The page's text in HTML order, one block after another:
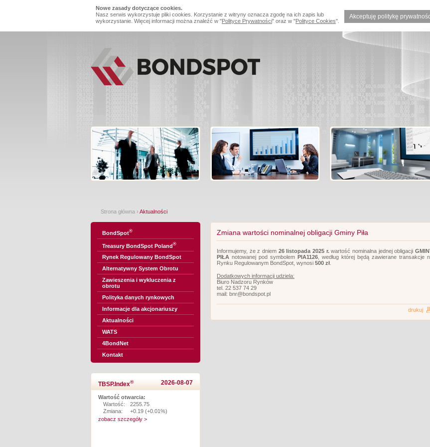
Akceptuję politykę
Nowe zasady dotyczące cookies.
Nasz serwis wykorzystuje pliki cookies. Korzystanie z witryny oznacza zgodę na ich zapis lub
wykorzystanie. Więcej informacji można znaleźć w "Polityce Prywatności" oraz w "Polityce Cookies".
Strona główna › Aktualności
BondSpot®
Treasury BondSpot Poland®
Rynek Regulowany BondSpot
Alternatywny System Obrotu
Zawieszenia i wykluczenia z
obrotu
Polityka danych rynkowych
Informacje dla akcjonariuszy
Aktualności
WATS
4BondNet
Kontakt
TBSP.Index® 2026-08-07
Wartość otwarcia:
Wartość:
2255.75
Zmiana:
+0.19 (+0.01%)
zobacz szczegóły >
Zmiana wartości nominalnej obligacji Gminy Piła
Informujemy, że z dniem 26 listopada 2025 r.wartość nominalna jednej obligacji
PIŁA notowanej pod symbolem PIA1126 , według której będą zawierane transakcje
Rynku Regulowanym BondSpot, wynosi 500 zł
Dodatkowych informacji udziela:
Biuro Nadzoru Rynków
tel. 22 537 74 29
mail: bnr@bondspot.pl
drukuj